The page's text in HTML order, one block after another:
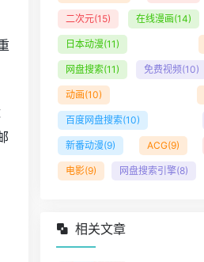
二次元(15) 在线漫画(14)
日本动漫(11)
网盘搜索(11) 免费视频(10)
动画(10)
百度网盘搜索(10)
新番动漫(9) ACG(9)
电影(9) 网盘搜索引擎(8)
相关文章